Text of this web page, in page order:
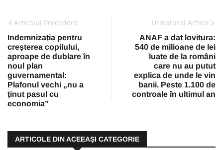
Articolul Precedent
Indemnizația pentru
creșterea copilului,
aproape de dublare în
noul plan
guvernamental:
Plafonul vechi „nu a
ținut pasul cu
economia”
Urmatorul Articol
ANAF a dat lovitura:
540 de milioane de lei
luate de la români
care nu au putut
explica de unde le vin
banii. Peste 1.100 de
controale în ultimul an
ARTICOLE DIN ACEEAŞI CATEGORIE